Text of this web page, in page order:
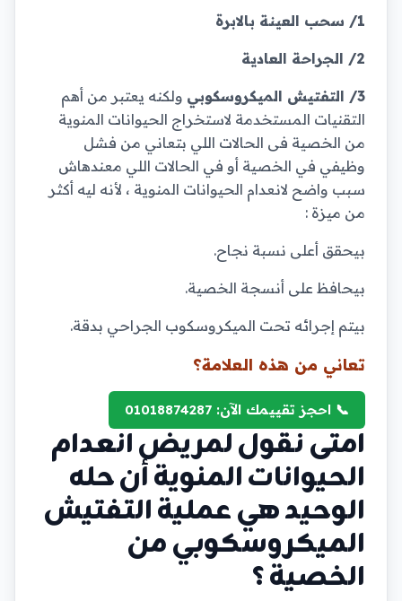
1/ سحب العينة بالابرة
2/ الجراحة العادية
3/ التفتيش الميكروسكوبي
ولكنه يعتبر من أهم
التقنيات المستخدمة لاستخراج الحيوانات المنوية
من الخصية فى الحالات اللي بتعاني من فشل
وظيفي في الخصية أو في الحالات اللي معندهاش
سبب واضح لانعدام الحيوانات المنوية ، لأنه ليه أكثر
من ميزة :
بيحقق أعلى نسبة نجاح.
بيحافظ على أنسجة الخصية.
بيتم إجرائه تحت الميكروسكوب الجراحي بدقة.
تعاني من هذه العلامة؟
📞 احجز تقييمك الآن: 01018874287
امتى نقول لمريض انعدام
الحيوانات المنوية أن حله
الوحيد هي عملية التفتيش
الميكروسكوبي من
الخصية ؟